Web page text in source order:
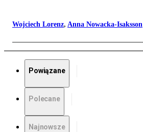
Wojciech Lorenz, Anna Nowacka-Isaksson
Powiązane
Polecane
Najnowsze